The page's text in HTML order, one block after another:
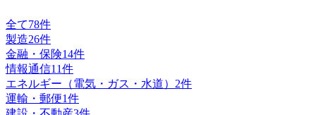
全て78件
製造26件
金融・保険14件
情報通信11件
エネルギー（電気・ガス・水道） 2件
運輸・郵便1件